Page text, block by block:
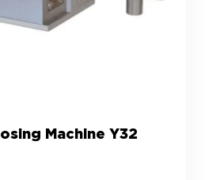
Machine Y32